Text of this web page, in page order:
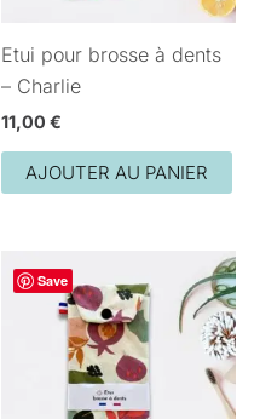
Etui pour brosse à dents
– Charlie
11,00 €
AJOUTER AU PANIER
Save